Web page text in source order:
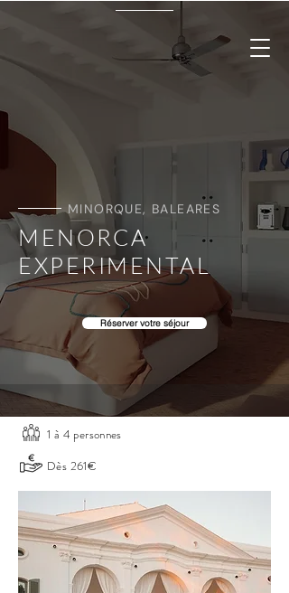
MINORQUE, BALEARES
MENORCA
EXPERIMENTAL
Réserver votre séjour
1 à 4 personnes
Dès 261€